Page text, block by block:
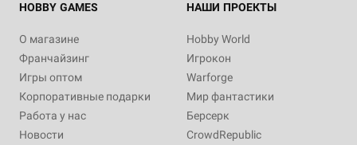
HOBBY GAMES
О магазине
Франчайзинг
Игры оптом
Корпоративные подарки
Работа у нас
Новости
НАШИ ПРОЕКТЫ
Hobby World
Игрокон
Warforge
Мир фантастики
Берсерк
CrowdRepublic